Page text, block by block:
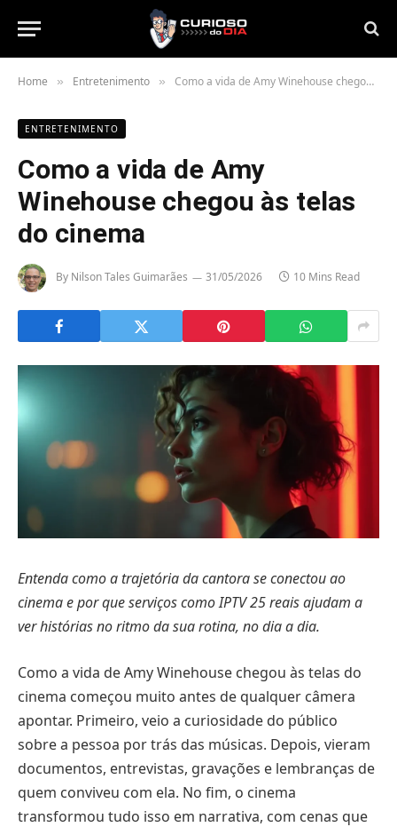
Home » Entretenimento » Como a vida de Amy Winehouse chegou às telas do cinema
ENTRETENIMENTO
Como a vida de Amy
Winehouse chegou às telas
do cinema
By Nilson Tales Guimarães 31/05/2026 10 Mins Read
Entenda como a trajetória da cantora se conectou ao
cinema e por que serviços como IPTV 25 reais ajudam a
ver histórias no ritmo da sua rotina, no dia a dia.
Como a vida de Amy Winehouse chegou às telas do
cinema começou muito antes de qualquer câmera
apontar. Primeiro, veio a curiosidade do público
sobre a pessoa por trás das músicas. Depois, vieram
documentos, entrevistas, gravações e lembranças de
quem conviveu com ela. No fim, o cinema
transformou tudo isso em narrativa, com cenas que